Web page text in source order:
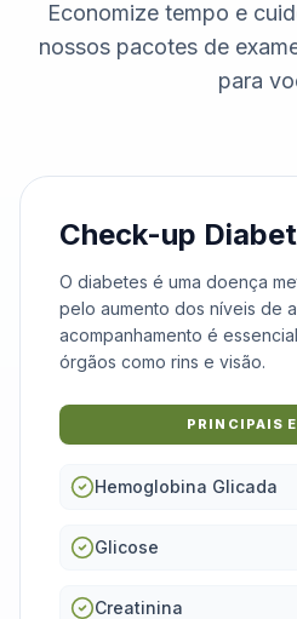
Economize tempo e
nossos pacotes de
para
Check-up
O diabetes é uma doença
pelo aumento dos níveis de
acompanhamento é
órgãos como rins e visão.
PRINCIPAIS
Hemoglobina Glicada
Glicose
Creatinina